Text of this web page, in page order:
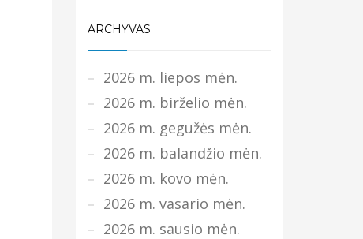
ARCHYVAS
2026 m. liepos mėn.
2026 m. birželio mėn.
2026 m. gegužės mėn.
2026 m. balandžio mėn.
2026 m. kovo mėn.
2026 m. vasario mėn.
2026 m. sausio mėn.